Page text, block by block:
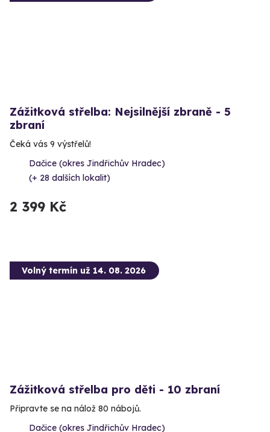
Zážitková střelba: Nejsilnější zbraně - 5
zbraní
Čeká vás 9 výstřelů!
Dačice (okres Jindřichův Hradec)
(+ 28 dalších lokalit)
2 399 Kč
Volný termín už 14. 08. 2026
Zážitková střelba pro děti - 10 zbraní
Připravte se na nálož 80 nábojů.
Dačice (okres Jindřichův Hradec)